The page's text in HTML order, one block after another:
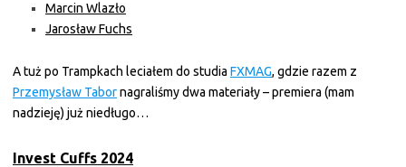
Marcin Wlazło
Jarosław Fuchs
A tuż po Trampkach leciałem do studia FXMAG, gdzie razem z
Przemysław Tabornagraliśmy dwa materiały – premiera (mam
nadzieję) już niedługo…
Invest Cuffs 2024